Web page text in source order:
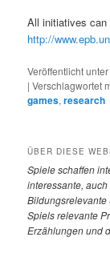
All initiatives can
http://
Veröffentlicht unter
|Verschlagwortet
games,research
ÜBER DIESE
Spieleschaffen
interessante,
Bildungsrelevante
Spiels relevante
Erzählungen und